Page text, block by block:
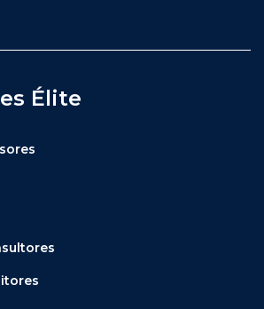
Élite